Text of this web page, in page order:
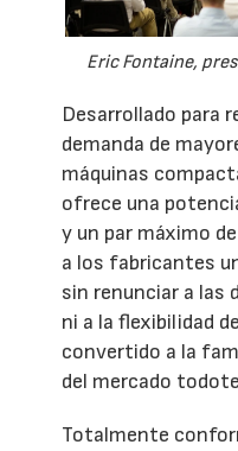
Eric Fontaine,
Desarrollado para
demanda de
máquinas
ofrece una
y un par máximo
a los fabricantes
sin renunciar a las
ni a la flexibilidad
convertido a la
del mercado
Totalmente